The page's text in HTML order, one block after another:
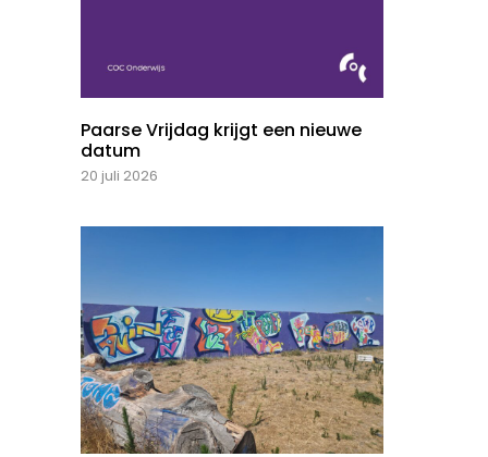
Paarse Vrijdag krijgt een nieuwe
datum
20 juli 2026